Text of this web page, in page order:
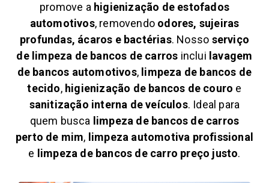
promove a higienização de estofados
automotivos, removendo odores, sujeiras
profundas, ácaros e bactérias. Nosso serviço
de limpeza de bancos de carros inclui lavagem
de bancos automotivos, limpeza de bancos de
tecido, higienização de bancos de couro e
sanitização interna de veículos. Ideal para
quem busca limpeza de bancos de carros
perto de mim, limpeza automotiva profissional
e limpeza de bancos de carro preço justo.